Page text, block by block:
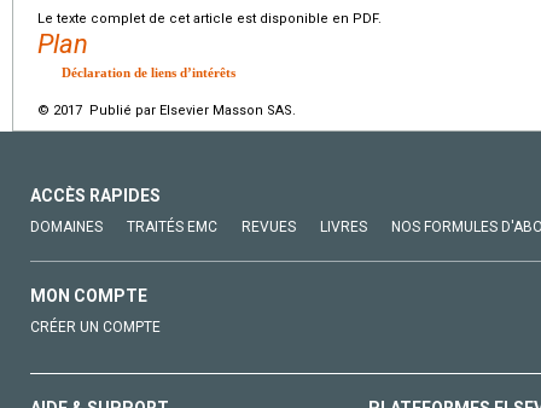
Le texte complet de cet article est disponible en PDF.
Plan
Déclaration de liens d’intérêts
© 2017 Publié par Elsevier Masson SAS.
ACCÈS RAPIDES
DOMAINES TRAITÉS EMC REVUES LIVRES NOS FORMULES
MON COMPTE
CRÉER UN COMPTE